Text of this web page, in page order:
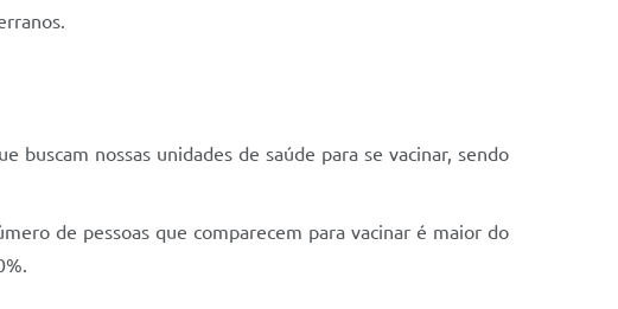
nossas unidades de saúde para se vacinar, sendo
de pessoas que comparecem para vacinar é maior do